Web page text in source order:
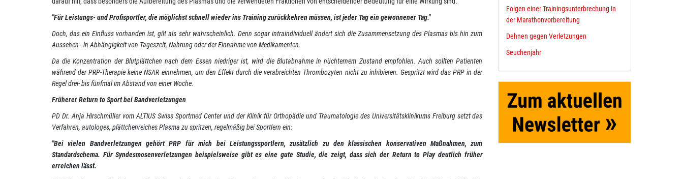
"Für Leistungs- und Profisportler, die möglichst schnell wieder ins Training zurückkehren müssen, ist jeder Tag ein gewonnener Tag."
Doch, das ein Einfluss vorhanden ist, gilt als sehr wahrscheinlich. Denn sogar intraindividuell ändert sich die Zusammensetzung des Plasmas bis hin zum
Aussehen - in Abhängigkeit von Tageszeit, Nahrung oder der Einnahme von Medikamenten.
Da die Konzentration der Blutplättchen nach dem Essen niedriger ist, wird die Blutabnahme in nüchternem Zustand empfohlen. Auch sollten Patienten
während der PRP-Therapie keine NSAR einnehmen, um den Effekt durch die verabreichten Thrombozyten nicht zu inhibieren. Gespritzt wird das PRP in der
Regel drei- bis fünfmal im Abstand von einer Woche.
Früherer Return to Sport bei Bandverletzungen
PD Dr. Anja Hirschmüller vom ALTIUS Swiss Sportmed Center und der Klinik für Orthopädie und Traumatologie des Universitätsklinikums Freiburg setzt das
Verfahren, autologes, plättchenreiches Plasma zu spritzen, regelmäßig bei Sportlern ein:
"Bei vielen Bandverletzungen gehört PRP für mich bei Leistungssportlern, zusätzlich zu den klassischen konservativen Maßnahmen, zum
Standardschema. Für Syndesmosenverletzungen beispielsweise gibt es eine gute Studie, die zeigt, dass sich der Return to Play deutlich früher
erreichen lässt.
Folgen einer Trainingsunterbrechung in
der Marathonvorbereitung
Dehnen gegen Verletzungen
Seuchenjahr